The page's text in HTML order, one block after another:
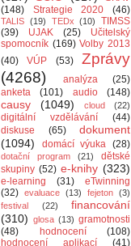
(148)
Strategie 2020 (46)
TALIS (19) TEDx (10)
TIMSS
(39)
UJAK (25)
Učitelský
spomocník (169) Volby 2013
(40)
VÚP (53)
Zprávy
(4268)
analýza
(25)
anketa
(101) audio (148)
causy (1049) cloud (22)
digitální vzdělávání
(44)
diskuse
(65)
dokument
(1094)
domácí výuka (28)
dotační program (21)
dětské
skupiny (52) e-knihy (323)
e-learning (31)
eTwinning
(32) evaluace (13) fejeton (3)
festival
(22)
financování
(310) glosa (13) gramotnosti
(48)
hodnocení
(108)
hodnocení aplikací
(41)